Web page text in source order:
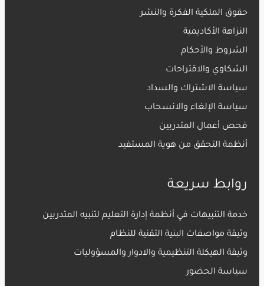
حقوق الملكية الفكرة والنشر
النزاهة الأكاديمية
الشروط والأحكام
الشكاوي والاقتراحات
سياسة الاشتراك والسداد
سياسة الإلغاء والانسحاب
فحص أعمال المتدربين
أنظمة التحقق من هوية المستفيد
روابط سريعة
خدمة التنبيهات في أنظمة إدارة التعليم لتنبيه المتدربين
وثيقة مواصفات البنية التقنية للنظام
وثيقة الهيكلة التنظيمية والادوار والمسؤوليات
سياسة الحضور